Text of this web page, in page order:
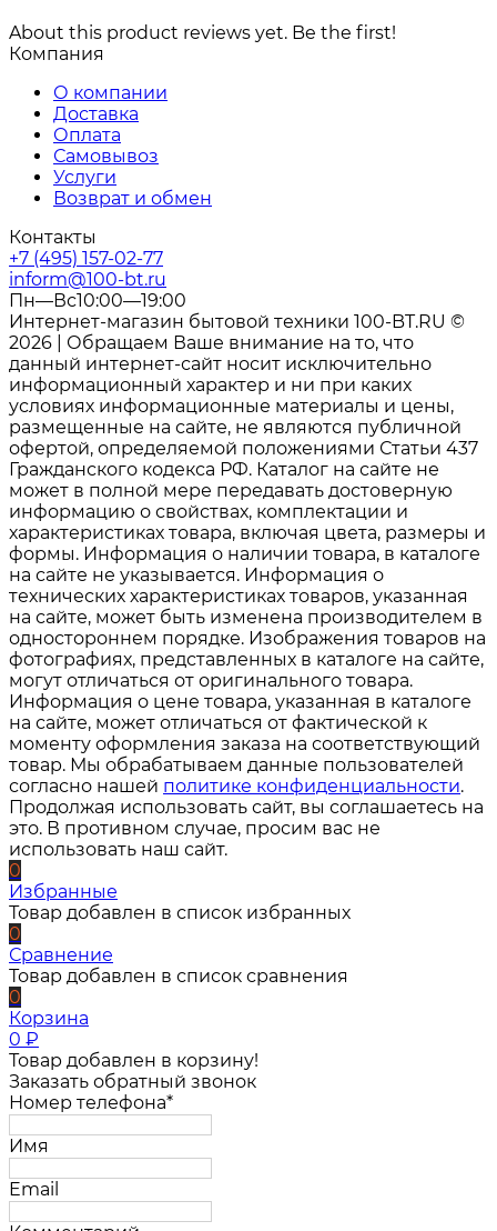
About this product reviews yet. Be the first!
Компания
О компании
Доставка
Оплата
Самовывоз
Услуги
Возврат и обмен
Контакты
+7 (495) 157-02-77
inform@100-bt.ru
Пн—Вс10:00—19:00
Интернет-магазин бытовой техники 100-BT.RU ©
2026 | Обращаем Ваше внимание на то, что
данный интернет-сайт носит исключительно
информационный характер и ни при каких
условиях информационные материалы и цены,
размещенные на сайте, не являются публичной
офертой, определяемой положениями Статьи 437
Гражданского кодекса РФ. Каталог на сайте не
может в полной мере передавать достоверную
информацию о свойствах, комплектации и
характеристиках товара, включая цвета, размеры и
формы. Информация о наличии товара, в каталоге
на сайте не указывается. Информация о
технических характеристиках товаров, указанная
на сайте, может быть изменена производителем в
одностороннем порядке. Изображения товаров на
фотографиях, представленных в каталоге на сайте,
могут отличаться от оригинального товара.
Информация о цене товара, указанная в каталоге
на сайте, может отличаться от фактической к
моменту оформления заказа на соответствующий
товар. Мы обрабатываем данные пользователей
согласно нашей политике конфиденциальности.
Продолжая использовать сайт, вы соглашаетесь на
это. В противном случае, просим вас не
использовать наш сайт.
0
Избранные
Товар добавлен в список избранных
0
Сравнение
Товар добавлен в список сравнения
0
Корзина
0 ₽
Товар добавлен в корзину!
Заказать обратный звонок
Номер телефона*
Имя
Email